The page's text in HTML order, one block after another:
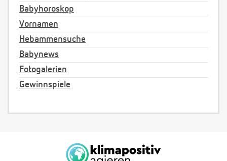
Babyhoroskop
Vornamen
Hebammensuche
Babynews
Fotogalerien
Gewinnspiele